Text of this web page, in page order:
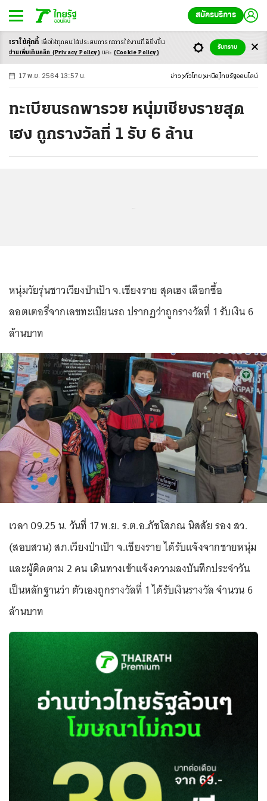
สมัครบริการ
-ก ก ก+
17 พ.ย. 2564 13:57 น. ข่าว ทั่วไทย เหนือ ไทยรัฐออนไลน์
ทะเบียนรถพารวย หนุ่มเชียงรายสุด
เฮง ถูกรางวัลที่ 1 รับ 6 ล้าน
หนุ่มวัยรุ่นชาวเวียงป่าเป้า จ.เชียงราย สุดเฮง เลือกซื้อ
ลอตเตอรี่จากเลขทะเบียนรถ ปรากฏว่าถูกรางวัลที่ 1 รับเงิน 6
ล้านบาท
เวลา 09.25 น. วันที่ 17 พ.ย. ร.ต.อ.ภัชโสภณ นิสสัย รอง สว.
(สอบสวน) สภ.เวียงป่าเป้า จ.เชียงราย ได้รับแจ้งจากชายหนุ่ม
และผู้ติดตาม 2 คน เดินทางเข้าแจ้งความลงบันทึกประจำวัน
เป็นหลักฐานว่า ตัวเองถูกรางวัลที่ 1 ได้รับเงินรางวัล จำนวน 6
ล้านบาท
เราใช้คุ้กกี้ เพื่อให้ทุกคนได้ประสบการณ์การใช้งานที่ดียิ่งขึ้น
อ่านเพิ่มเติมคลิก (Privacy Policy) และ (Cookie Policy)
รับทราบ